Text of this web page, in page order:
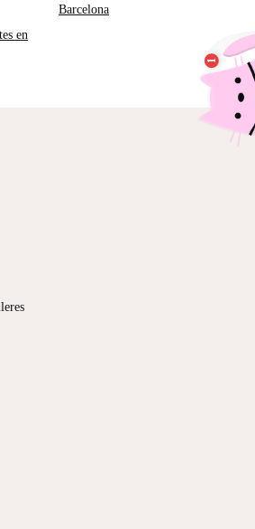
Barcelona
en